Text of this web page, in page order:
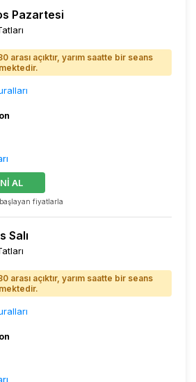
Pazartesi
arası açıktır, yarım saatte bir seans
fiyatlarla
AL
Salı
arası açıktır, yarım saatte bir seans